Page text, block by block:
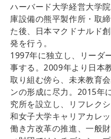
ハーバード大学経営大学
庫設備の熊平製作所・取
た後、日本マクドナルド
発を行う。
1997年に独立し、リーダ
事する。2009年より日本
取り組む傍ら、未来教育
ンの形成に尽力。2015年
究所を設立し、リフレク
和女子大学キャリアカレ
働き方改革の推進、一般